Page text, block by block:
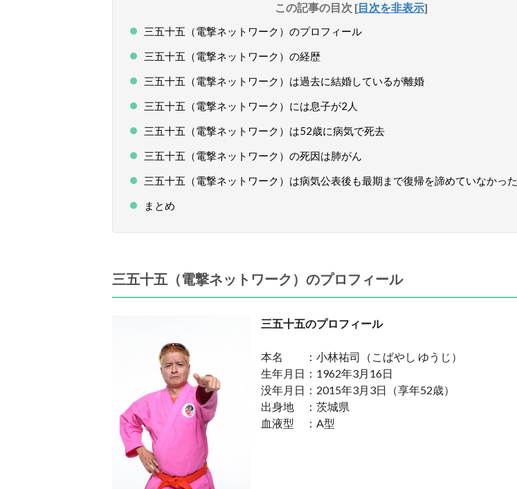
この記事の目次 [目次を非表示]
三五十五（電撃ネットワーク）のプロフィール
三五十五（電撃ネットワーク）の経歴
三五十五（電撃ネットワーク）は過去に結婚しているが離婚
三五十五（電撃ネットワーク）には息子が2人
三五十五（電撃ネットワーク）は52歳に病気で死去
三五十五（電撃ネットワーク）の死因は肺がん
三五十五（電撃ネットワーク）は病気公表後も最期まで復帰を諦めていなかった
まとめ
三五十五（電撃ネットワーク）のプロフィール
三五十五のプロフィール
本名 ：小林祐司（こばやし ゆうじ）
生年月日：1962年3月16日
没年月日：2015年3月3日（享年52歳）
出身地 ：茨城県
血液型 ：A型